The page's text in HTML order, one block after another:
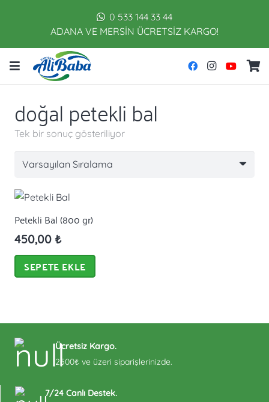
0 533 144 33 44
ADANA VE MERSİN ÜCRETSİZ KARGO!
doğal petekli bal
Tek bir sonuç gösteriliyor
Petekli Bal (800 gr)
450,00 ₺
SEPETE EKLE
Ücretsiz Kargo.
2500₺ ve üzeri siparişlerinizde.
7/24 Canlı Destek.